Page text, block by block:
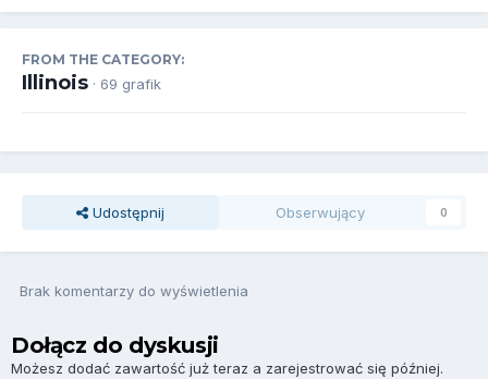
FROM THE CATEGORY:
Illinois · 69 grafik
Udostępnij Obserwujący 0
Brak komentarzy do wyświetlenia
Dołącz do dyskusji
Możesz dodać zawartość już teraz a zarejestrować się później.